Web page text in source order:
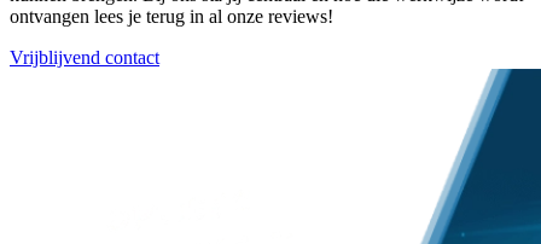
ontvangen lees je terug in al onze reviews!
Vrijblijvend contact